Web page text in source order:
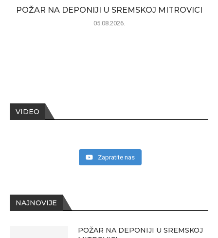
POŽAR NA DEPONIJI U SREMSKOJ MITROVICI
05.08.2026.
NAJNOVIJE
POŽAR NA DEPONIJI U SREMSKOJ
VIDEO
Zapratite nas